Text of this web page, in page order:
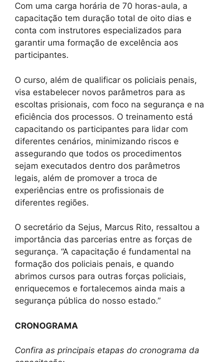
Com uma carga horária de 70 horas-aula, a
capacitação tem duração total de oito dias e
conta com instrutores especializados para
garantir uma formação de excelência aos
participantes.
O curso, além de qualificar os policiais penais,
visa estabelecer novos parâmetros para as
escoltas prisionais, com foco na segurança e na
eficiência dos processos. O treinamento está
capacitando os participantes para lidar com
diferentes cenários, minimizando riscos e
assegurando que todos os procedimentos
sejam executados dentro dos parâmetros
legais, além de promover a troca de
experiências entre os profissionais de
diferentes regiões.
O secretário da Sejus, Marcus Rito, ressaltou a
importância das parcerias entre as forças de
segurança. “A capacitação é fundamental na
formação dos policiais penais, e quando
abrimos cursos para outras forças policiais,
enriquecemos e fortalecemos ainda mais a
segurança pública do nosso estado.”
CRONOGRAMA
Confira as principais etapas do cronograma da